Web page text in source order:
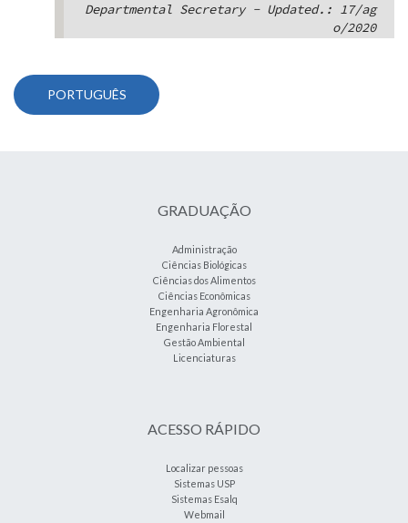
Departmental Secretary - Updated.: 17/ag
o/2020
PORTUGUÊS
GRADUAÇÃO
Administração
Ciências Biológicas
Ciências dos Alimentos
Ciências Econômicas
Engenharia Agronômica
Engenharia Florestal
Gestão Ambiental
Licenciaturas
ACESSO RÁPIDO
Localizar pessoas
Sistemas USP
Sistemas Esalq
Webmail